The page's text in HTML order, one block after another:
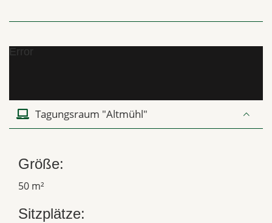
Error
Tagungsraum "Altmühl"
Größe:
50 m²
Sitzplätze: